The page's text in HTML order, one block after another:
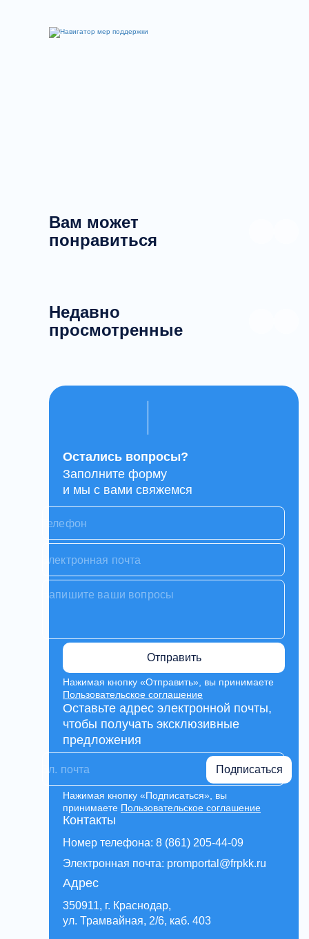
Вам может
понравиться
Недавно
просмотренные
Контакты
Номер телефона: 8 (861) 205-44-09
Электронная почта: promportal@frpkk.ru
Адрес
350911, г. Краснодар,
ул. Трамвайная, 2/6, каб. 403
Остались вопросы?
Заполните форму
и мы с вами свяжемся
Отправить
Нажимая кнопку «Отправить», вы принимаете
Пользовательское соглашение
Оставьте адрес электронной почты,
чтобы получать эксклюзивные
предложения
Подписаться
Нажимая кнопку «Подписаться», вы
принимаете Пользовательское соглашение